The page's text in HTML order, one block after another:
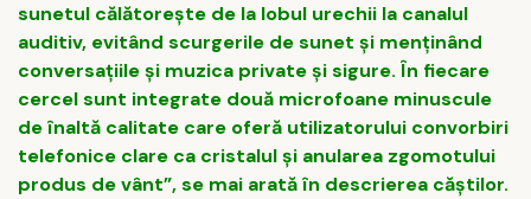
sunetul călătorește de la lobul urechii la canalul
auditiv, evitând scurgerile de sunet și menținând
conversațiile și muzica private și sigure. În fiecare
cercel sunt integrate două microfoane minuscule
de înaltă calitate care oferă utilizatorului convorbiri
telefonice clare ca cristalul și anularea zgomotului
produs de vânt”, se mai arată în descrierea căștilor.